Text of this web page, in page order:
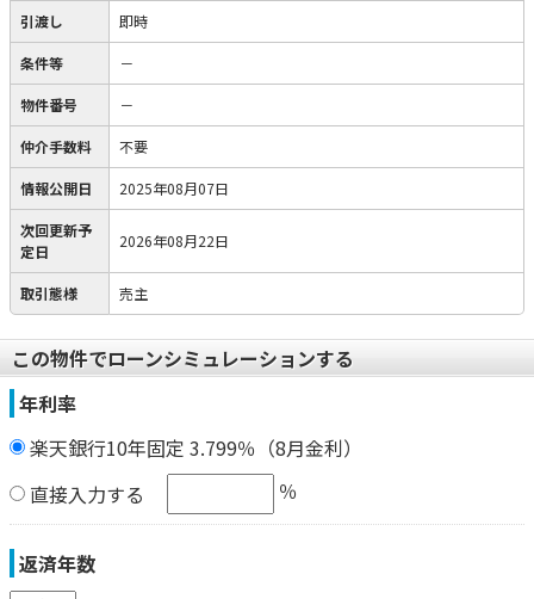
引渡し 即時
条件等 －
物件番号 －
仲介手数料 不要
情報公開日 2025年08月07日
次回更新予
定日
2026年08月22日
取引態様 売主
この物件でローンシミュレーションする
年利率
楽天銀行10年固定 3.799％（8月金利）
直接入力する
％
返済年数